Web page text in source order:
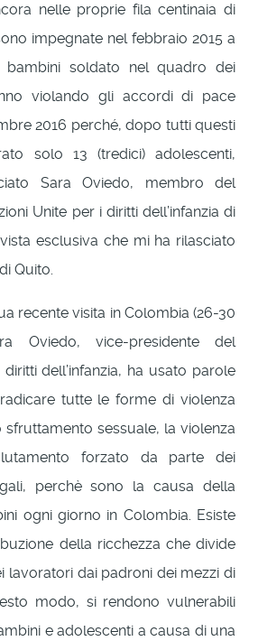
nelle proprie fila centinaia di
impegnate nel febbraio 2015 a
bambini soldato nel quadro dei
violando gli accordi di pace
2016 perché, dopo tutti questi
solo 13 (tredici) adolescenti,
Sara Oviedo, membro del
Unite per i diritti dell’infanzia di
esclusiva che mi ha rilasciato
Quito.
recente visita in Colombia (26-30
Oviedo, vice-presidente del
dell’infanzia, ha usato parole
tutte le forme di violenza
sfruttamento sessuale, la violenza
forzato da parte dei
perchè sono la causa della
ogni giorno in Colombia. Esiste
della ricchezza che divide
lavoratori dai padroni dei mezzi di
modo, si rendono vulnerabili
e adolescenti a causa di una